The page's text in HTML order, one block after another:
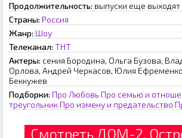
Продолжительность: выпуски еще выходят
Страны: Россия
Жанр: Шоу
Телеканал: ТНТ
Актеры: сения Бородина, Ольга Бузова,
Орлова, Андрей Черкасов, Юлия
Беккужев
Подборки: Про Любовь Про семью и
треугольник Про измену и предательство
Смотреть ДОМ-2.